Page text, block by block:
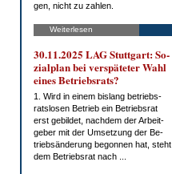
gen, nicht zu zah­len.
Weiterlesen
30.11.2025 LAG Stutt­gart: So­
zi­al­plan bei ver­spä­te­ter Wahl
ei­nes Be­triebs­rats?
1. Wird in ei­nem bis­lang be­triebs­
rats­lo­sen Be­trieb ein Be­triebs­rat
erst ge­bil­det, nach­dem der Ar­beit­
ge­ber mit der Um­set­zung der Be­
trieb­s­än­de­rung be­gon­nen hat, steht
dem Be­triebs­rat nach ...